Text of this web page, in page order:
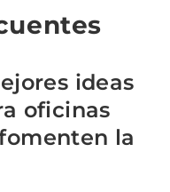
ideas
oficinas
la